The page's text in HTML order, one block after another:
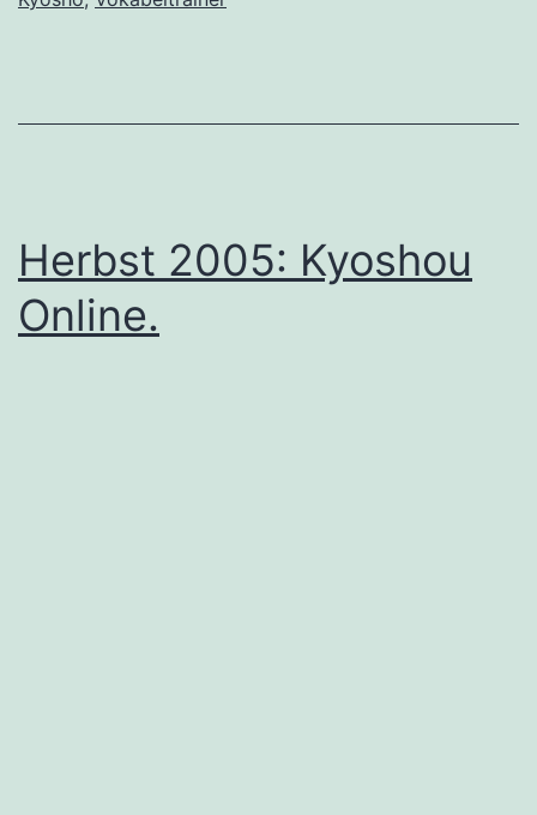
Herbst 2005: Kyoshou
Online.